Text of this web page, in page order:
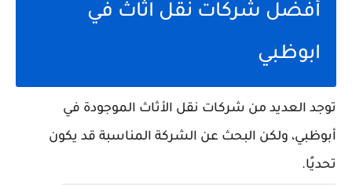
أفضل شركات نقل اثاث في
ابوظبي
توجد العديد من شركات نقل الأثاث الموجودة في
أبوظبي، ولكن البحث عن الشركة المناسبة قد يكون
تحديًا.